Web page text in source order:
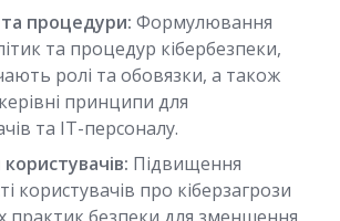
процедури: Формулювання
та процедур кібербезпеки,
ролі та обовязки, а також
принципи для
та ІТ-персоналу.
Підвищення
користувачів про кіберзагрози